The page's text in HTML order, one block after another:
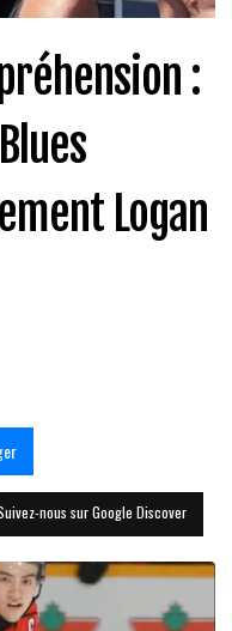
:
Logan
nous sur Google Discover